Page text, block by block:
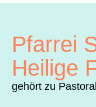
ePaper
Pfarrei
Heilige
gehört zu